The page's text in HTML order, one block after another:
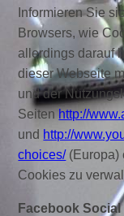
Informieren Sie
Browsers, wie
allerdings darauf
dieser Webseite
und der
Seitenhttp://
und http://
choices/(Europa)
Cookies zu
Facebook Social